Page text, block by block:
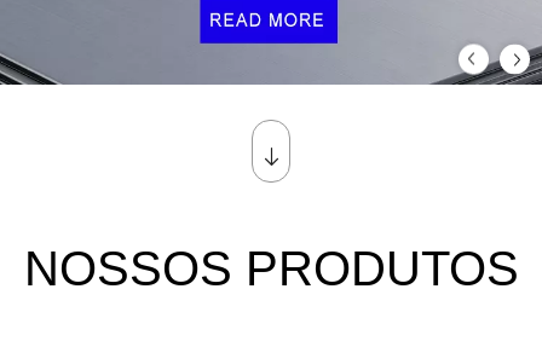
NOSSOS PRODUTOS